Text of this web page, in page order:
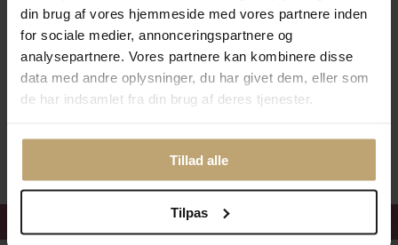
din brug af vores hjemmeside med vores partnere inden
for sociale medier, annonceringspartnere og
analysepartnere. Vores partnere kan kombinere disse
data med andre oplysninger, du har givet dem, eller som
de har indsamlet fra din brug af deres tjenester.
Tillad alle
Tilpas
Betalingsmuligheder
Sikker Og Tryg E-Handel
velkomstrabat